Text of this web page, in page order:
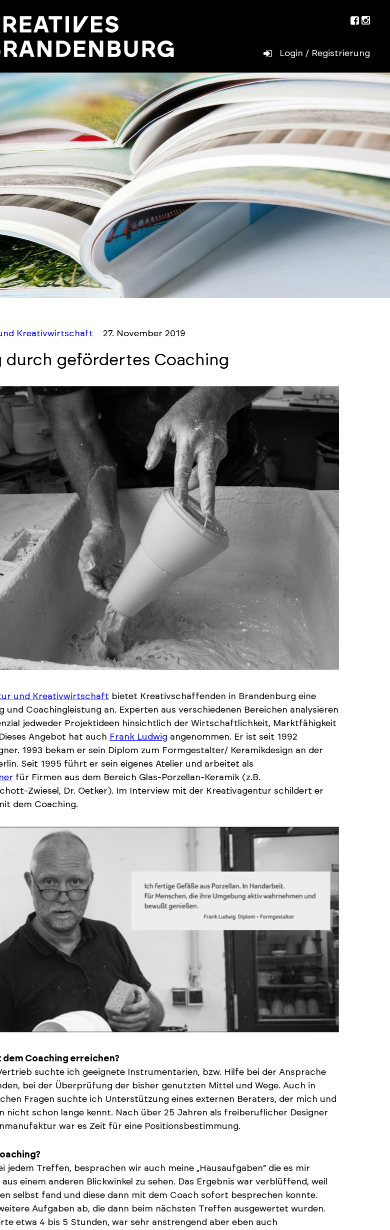
Login / Registrierung
Kreativwirtschaft 27. November 2019
durch gefördertes Coaching
und Kreativwirtschaft bietet Kreativschaffenden in Brandenburg eine
und Coachingleistung an. Experten aus verschiedenen Bereichen analysieren
jedweder Projektideen hinsichtlich der Wirtschaftlichkeit, Marktfähigkeit
Angebot hat auch Frank Ludwig angenommen. Er ist seit 1992
1993 bekam er sein Diplom zum Formgestalter/ Keramikdesign an der
Seit 1995 führt er sein eigenes Atelier und arbeitet als
für Firmen aus dem Bereich Glas-Porzellan-Keramik (z.B.
Zwiesel, Dr. Oetker). Im Interview mit der Kreativagentur schildert er
dem Coaching.
dem Coaching erreichen?
suchte ich geeignete Instrumentarien, bzw. Hilfe bei der Ansprache
bei der Überprüfung der bisher genutzten Mittel und Wege. Auch in
Fragen suchte ich Unterstützung eines externen Beraters, der mich und
nicht schon lange kennt. Nach über 25 Jahren als freiberuflicher Designer
war es Zeit für eine Positionsbestimmung.
jedem Treffen, besprachen wir auch meine „Hausaufgaben“ die es mir
einem anderen Blickwinkel zu sehen. Das Ergebnis war verblüffend, weil
selbst fand und diese dann mit dem Coach sofort besprechen konnte.
Aufgaben ab, die dann beim nächsten Treffen ausgewertet wurden.
etwa 4 bis 5 Stunden, war sehr anstrengend aber eben auch